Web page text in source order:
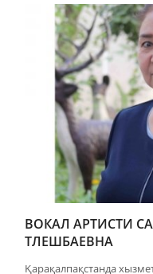
ВОКАЛ АРТИСТИ
ТЛЕШБАЕВНА
Қарақалпақстанда